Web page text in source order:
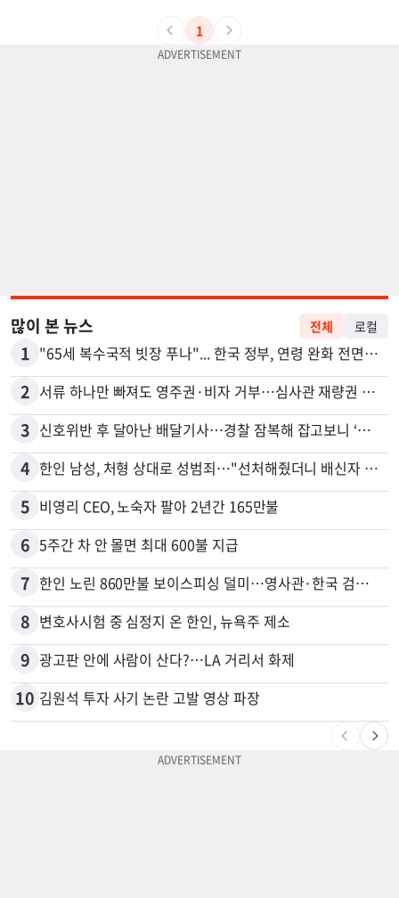
1
많이 본 뉴스 전체 로컬
1 "65세 복수국적 빗장 푸나"... 한국 정부, 연령 완화 전면 추진
2 서류 하나만 빠져도 영주권·비자 거부…심사관 재량권 대폭 확대
3 신호위반 후 달아난 배달기사…경찰 잠복해 잡고보니 ‘반전’
4 한인 남성, 처형 상대로 성범죄…"선처해줬더니 배신자 취급"
5 비영리 CEO, 노숙자 팔아 2년간 165만불
6 5주간 차 안 몰면 최대 600불 지급
7 한인 노린 860만불 보이스피싱 덜미…영사관·한국 검찰 사칭
8 변호사시험 중 심정지 온 한인, 뉴욕주 제소
9 광고판 안에 사람이 산다?…LA 거리서 화제
10 김원석 투자 사기 논란 고발 영상 파장